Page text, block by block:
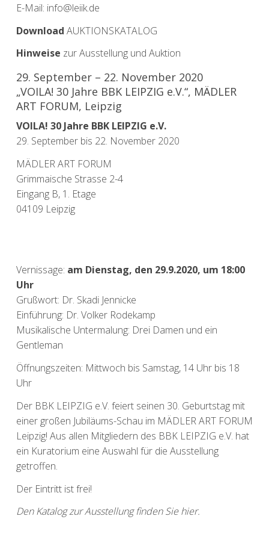
E-Mail: info@leiik.de
Download AUKTIONSKATALOG
Hinweise zur Ausstellung und Auktion
29. September – 22. November 2020
„VOILA! 30 Jahre BBK LEIPZIG e.V.“, MÄDLER
ART FORUM, Leipzig
VOILA! 30 Jahre BBK LEIPZIG e.V.
29. September bis 22. November 2020
MÄDLER ART FORUM
Grimmaische Strasse 2-4
Eingang B, 1. Etage
04109 Leipzig
Vernissage: am Dienstag, den 29.9.2020, um 18:00
Uhr
Grußwort: Dr. Skadi Jennicke
Einführung: Dr. Volker Rodekamp
Musikalische Untermalung: Drei Damen und ein
Gentleman
Öffnungszeiten: Mittwoch bis Samstag, 14 Uhr bis 18
Uhr
Der BBK LEIPZIG e.V. feiert seinen 30. Geburtstag mit
einer großen Jubiläums-Schau im MÄDLER ART FORUM
Leipzig! Aus allen Mitgliedern des BBK LEIPZIG e.V. hat
ein Kuratorium eine Auswahl für die Ausstellung
getroffen.
Der Eintritt ist frei!
Den Katalog zur Ausstellung finden Sie hier.